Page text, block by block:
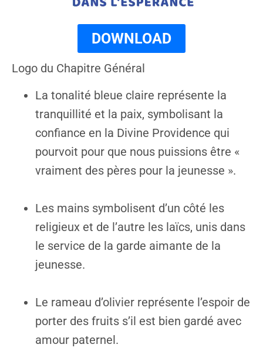
DOWNLOAD
Logo du Chapitre Général
La tonalité bleue claire représente la
tranquillité et la paix, symbolisant la
confiance en la Divine Providence qui
pourvoit pour que nous puissions être «
vraiment des pères pour la jeunesse ».
Les mains symbolisent d’un côté les
religieux et de l’autre les laïcs, unis dans
le service de la garde aimante de la
jeunesse.
Le rameau d’olivier représente l’espoir de
porter des fruits s’il est bien gardé avec
amour paternel.